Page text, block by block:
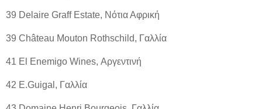
39 Delaire Graff Estate, Νότια Αφρική
39 Château Mouton Rothschild, Γαλλία
41 El Enemigo Wines, Αργεντινή
42 E.Guigal, Γαλλία